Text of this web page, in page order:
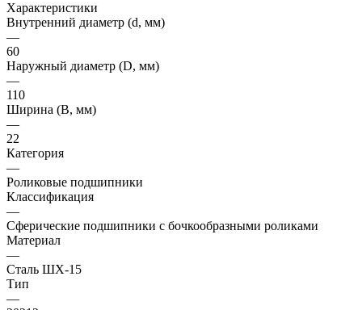
Характеристики
Внутренний диаметр (d, мм)
—
60
Наружный диаметр (D, мм)
—
110
Ширина (B, мм)
—
22
Категория
—
Роликовые подшипники
Классификация
—
Сферические подшипники с бочкообразными роликами
Материал
—
Сталь ШХ-15
Тип
—